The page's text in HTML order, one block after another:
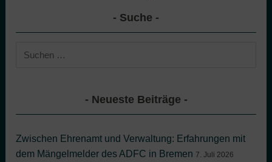
Suche
Neueste Beiträge
Zwischen Ehrenamt und Verwaltung: Erfahrungen mit
dem Mängelmelder des ADFC in Bremen 7. Juli 2026